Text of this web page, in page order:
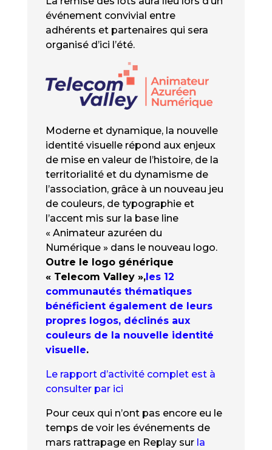
événement convivial entre
adhérents et partenaires qui sera
organisé d’ici l’été.
Moderne et dynamique, la nouvelle
identité visuelle répond aux enjeux
de mise en valeur de l’histoire, de la
territorialité et du dynamisme de
l’association, grâce à un nouveau jeu
de couleurs, de typographie et
l’accent mis sur la base line
« Animateur azuréen du
Numérique » dans le nouveau logo.
Outre le logo générique
« Telecom Valley »,les 12
communautés thématiques
bénéficient également de leurs
propres logos, déclinés aux
couleurs de la nouvelle identité
visuelle.
Le rapport d’activité complet est à
consulter par ici
Pour ceux qui n’ont pas encore eu le
temps de voir les événements de
mars rattrapage en Replay sur la